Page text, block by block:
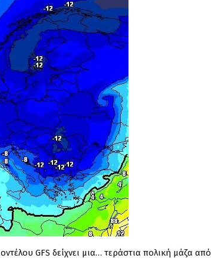
GFS δείχνει μια… τεράστια πολική μάζα από